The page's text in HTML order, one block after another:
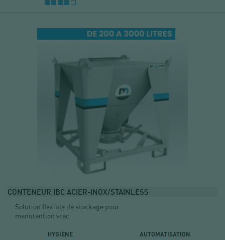
CONTENEUR IBC ACIER-INOX/STAINLESS
Solution flexible de stockage pour
manutention vrac
HYGIÈNE AUTOMATISATION